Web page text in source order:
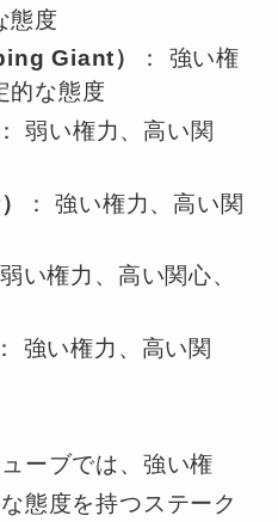
態度
Giant）
： 強い権
的な態度
： 弱い権力、高い関
： 強い権力、高い関
弱い権力、高い関心、
： 強い権力、高い関
ーブでは、強い権
態度を持つステーク